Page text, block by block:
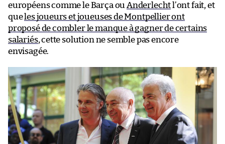
européens comme le Barça ou Anderlecht l’ont fait, et
queles joueurs et joueuses de Montpellier ont
proposé de combler le manque à gagner de certains
salariés, cette solution ne semble pas encore
envisagée.